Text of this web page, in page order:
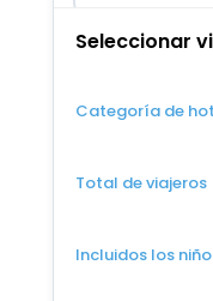
Seleccionar
Categoría de
Total de viajeros
Incluidos los